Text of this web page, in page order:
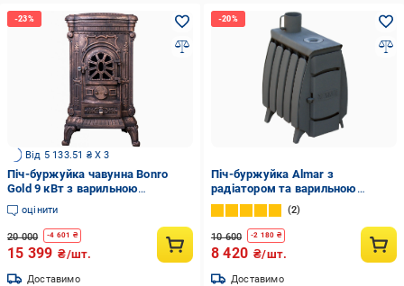
Від 5 133.51 ₴ X 3
Піч-буржуйка чавунна Bonro
Gold 9 кВт з варильною
поверхнею
оцінити
20 000 -4 601 ₴
15 399 ₴/шт.
Доставимо
Піч-буржуйка Almar з
радіатором та варильною
поверхнею
2
10 600 -2 180 ₴
8 420 ₴/шт.
Доставимо